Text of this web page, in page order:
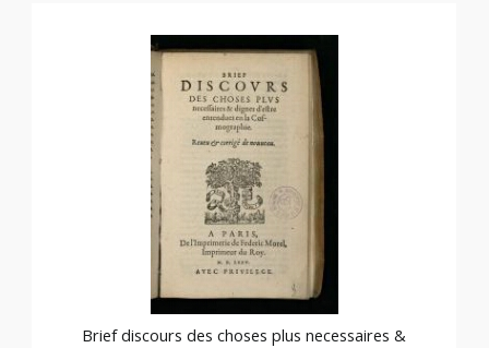
Brief discours des choses plus necessaires &